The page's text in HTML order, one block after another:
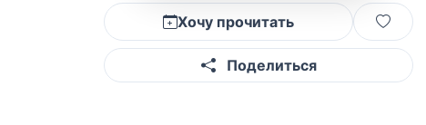
Хочу прочитать
Поделиться